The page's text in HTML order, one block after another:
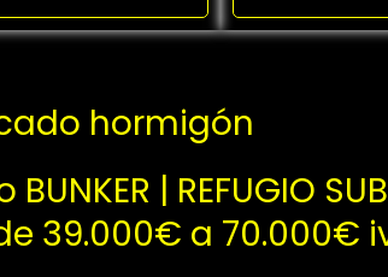
hormigón
| REFUGIO
39.000€ a 70.000€